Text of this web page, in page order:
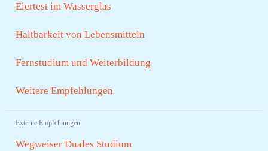
Eiertest im Wasserglas
Haltbarkeit von Lebensmitteln
Fernstudium und Weiterbildung
Weitere Empfehlungen
Externe Empfehlungen
Wegweiser Duales Studium